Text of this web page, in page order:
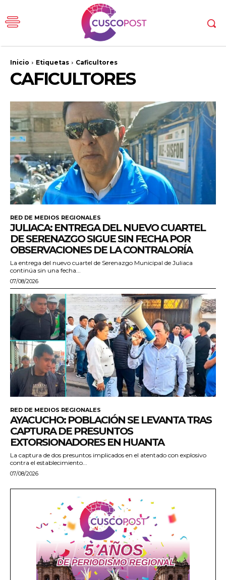
Inicio Etiquetas Caficultores
CAFICULTORES
RED DE MEDIOS REGIONALES
JULIACA: ENTREGA DEL NUEVO CUARTEL
DE SERENAZGO SIGUE SIN FECHA POR
OBSERVACIONES DE LA CONTRALORÍA
La entrega del nuevo cuartel de Serenazgo Municipal de Juliaca
continúa sin una fecha...
07/08/2026
RED DE MEDIOS REGIONALES
AYACUCHO: POBLACIÓN SE LEVANTA TRAS
CAPTURA DE PRESUNTOS
EXTORSIONADORES EN HUANTA
La captura de dos presuntos implicados en el atentado con explosivo
contra el establecimiento...
07/08/2026